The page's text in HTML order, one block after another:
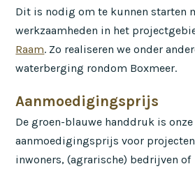
Dit is nodig om te kunnen starten
werkzaamheden in het
Raam. Zo realiseren we onder
waterberging rondom Boxmeer.
Aanmoedigingsprijs
De groen-blauwe handdruk is onze
aanmoedigingsprijs voor
inwoners, (agrarische) bedrijven of